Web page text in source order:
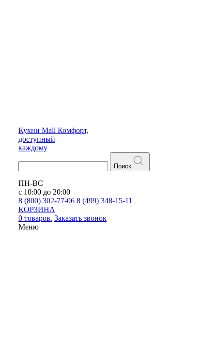
Кухни Mall Комфорт,
доступный
каждому
Поиск
ПН-ВС
с 10:00 до 20:00
8 (800) 302-77-06 8 (499) 348-15-11
КОРЗИНА
0 товаров. Заказать звонок
Меню